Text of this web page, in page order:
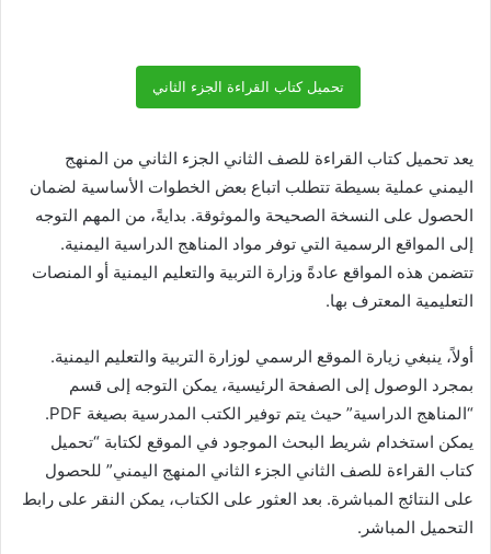
تحميل كتاب القراءة الجزء الثاني
يعد تحميل كتاب القراءة للصف الثاني الجزء الثاني من المنهج
اليمني عملية بسيطة تتطلب اتباع بعض الخطوات الأساسية لضمان
الحصول على النسخة الصحيحة والموثوقة. بدايةً، من المهم التوجه
إلى المواقع الرسمية التي توفر مواد المناهج الدراسية اليمنية.
تتضمن هذه المواقع عادةً وزارة التربية والتعليم اليمنية أو المنصات
التعليمية المعترف بها.
أولاً، ينبغي زيارة الموقع الرسمي لوزارة التربية والتعليم اليمنية.
بمجرد الوصول إلى الصفحة الرئيسية، يمكن التوجه إلى قسم
“المناهج الدراسية” حيث يتم توفير الكتب المدرسية بصيغة PDF.
يمكن استخدام شريط البحث الموجود في الموقع لكتابة “تحميل
كتاب القراءة للصف الثاني الجزء الثاني المنهج اليمني” للحصول
على النتائج المباشرة. بعد العثور على الكتاب، يمكن النقر على رابط
التحميل المباشر.